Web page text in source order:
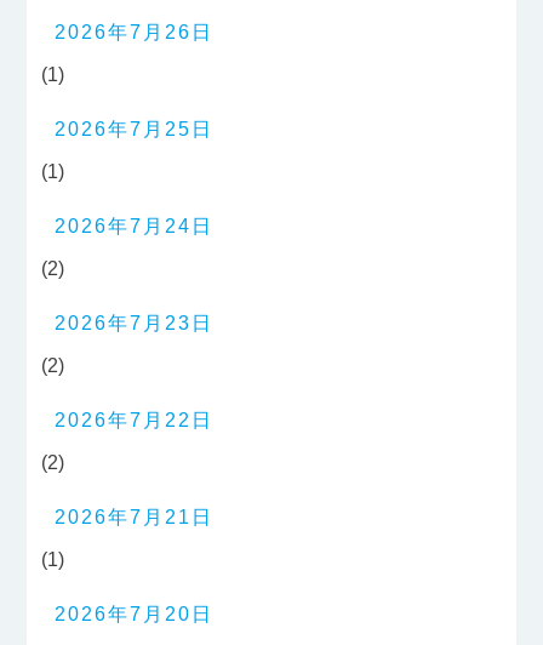
2026年7月26日
(1)
2026年7月25日
(1)
2026年7月24日
(2)
2026年7月23日
(2)
2026年7月22日
(2)
2026年7月21日
(1)
2026年7月20日